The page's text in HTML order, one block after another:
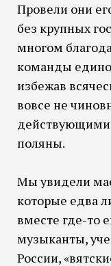
Провели они
без крупных
многом
команды
избежав
вовсе не
действующими
поляны.
Мы увидели
которые едва
вместе где-то
музыканты,
России,